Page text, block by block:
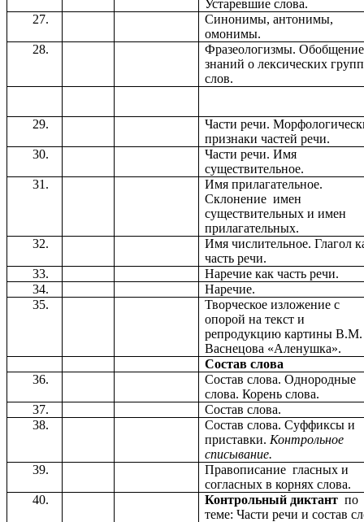
Устаревшие слова.
Синонимы, антонимы,
омонимы.
Фразеологизмы. Обобщение
знаний о лексических
слов.
Части речи.
признаки частей речи.
Части речи. Имя
существительное.
Имя прилагательное.
Склонение имен
существительных и имен
прилагательных.
Имя числительное. Глагол
часть речи.
Наречие как часть речи.
Наречие.
Творческое изложение с
опорой на текст и
репродукцию картины В.М.
Васнецова «Аленушка».
Состав слова
Состав слова. Однородные
слова. Корень слова.
Состав слова.
Состав слова. Суффиксы и
приставки. Контрольное
списывание.
Правописание гласных и
согласных в корнях слова.
Контрольный диктант по
теме: Части речи и состав